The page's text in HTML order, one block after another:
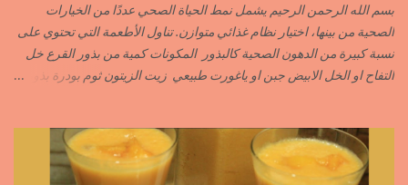
الابزار………………………POIVRE راس الحانوت …………. RASS EL HANOUT
C’EST L ...
بسم الله الرحمن الرحيم يشمل نمط الحياة الصحي عددًا من الخيارات
الصحية من بينها، اختيار نظام غذائي متوازن. تناول الأطعمة التي تحتوي على
نسبة كبيرة من الدهون الصحية كالبذور المكونات كمية من بذور القرع خل
التفاح او الخل الابيض جبن او ياغورت طبيعي زيت الزيتون ثوم بودرة بذور
si=EjD0K3Lgs58txUgM